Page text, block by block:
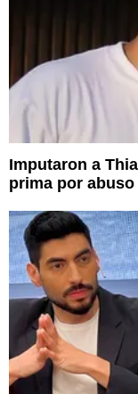
Imputaron a
prima por abuso